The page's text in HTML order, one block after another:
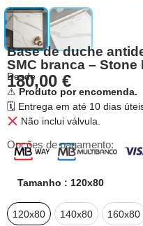
Base de duche
SMC branca – Stone
Desde
180,00 €
⚠ Produto por encomenda.
🗓 Entrega em até 10 dias
Não inclui válvula.
Opções de pagamento:
Tamanho : 120x80
120x80 140x80 160x80